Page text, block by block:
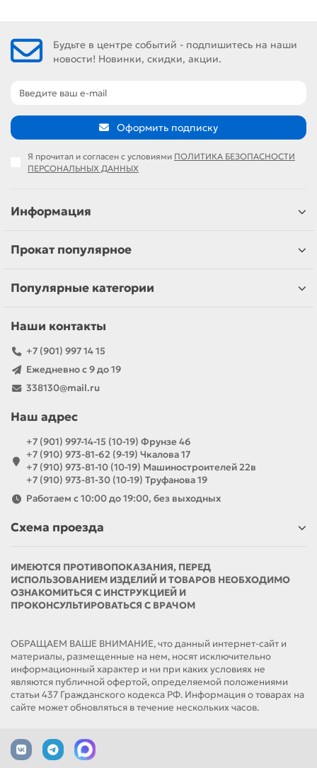
Будьте в центре событий - подпишитесь на наши
новости! Новинки, скидки, акции.
Оформить подписку
Я прочитал и согласен с условиями ПОЛИТИКА БЕЗОПАСНОСТИ
ПЕРСОНАЛЬНЫХ ДАННЫХ
Информация
Прокат популярное
Популярные категории
Наши контакты
+7 (901) 997 14 15
Ежедневно с 9 до 19
338130@mail.ru
Наш адрес
+7 (901) 997-14-15 (10-19) Фрунзе 46
+7 (910) 973-81-62 (9-19) Чкалова 17
+7 (910) 973-81-10 (10-19) Машиностроителей 22в
+7 (910) 973-81-30 (10-19) Труфанова 19
Работаем с 10:00 до 19:00, без выходных
Схема проезда
ИМЕЮТСЯ ПРОТИВОПОКАЗАНИЯ, ПЕРЕД
ИСПОЛЬЗОВАНИЕМ ИЗДЕЛИЙ И ТОВАРОВ НЕОБХОДИМО
ОЗНАКОМИТЬСЯ С ИНСТРУКЦИЕЙ И
ПРОКОНСУЛЬТИРОВАТЬСЯ С ВРАЧОМ
ОБРАЩАЕМ ВАШЕ ВНИМАНИЕ, что данный интернет-сайт и
материалы, размещенные на нем, носят исключительно
информационный характер и ни при каких условиях не
являются публичной офертой, определяемой положениями
статьи 437 Гражданского кодекса РФ. Информация о товарах на
сайте может обновляться в течение нескольких часов.